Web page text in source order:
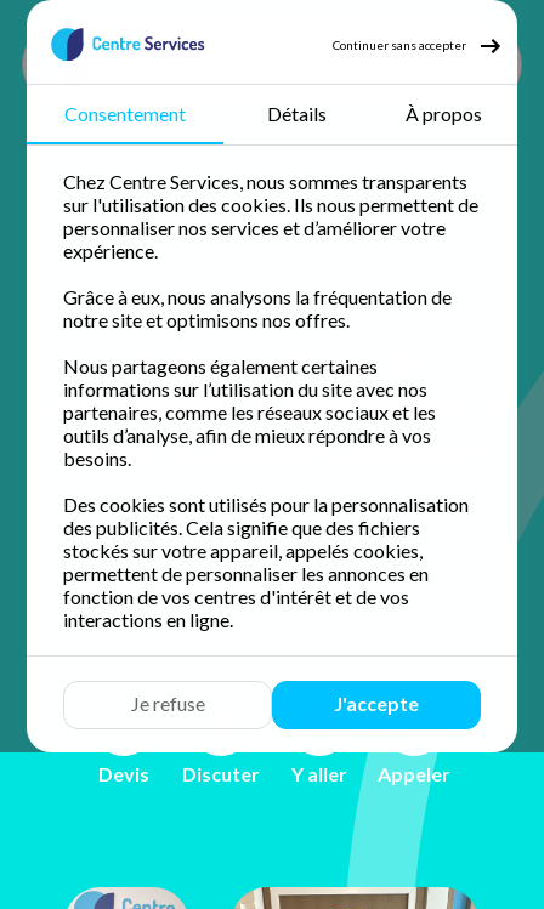
Continuer sans accepter
Consentement Détails À propos
Chez Centre Services, nous sommes transparents
sur l'utilisation des cookies. Ils nous permettent de
personnaliser nos services et d’améliorer votre
expérience.
Grâce à eux, nous analysons la fréquentation de
notre site et optimisons nos offres.
Nous partageons également certaines
informations sur l’utilisation du site avec nos
partenaires, comme les réseaux sociaux et les
outils d’analyse, afin de mieux répondre à vos
besoins.
Des cookies sont utilisés pour la personnalisation
des publicités. Cela signifie que des fichiers
stockés sur votre appareil, appelés cookies,
permettent de personnaliser les annonces en
fonction de vos centres d'intérêt et de vos
interactions en ligne.
Je refuse J'accepte
Votre agence de
services à la personne à
Paris 15 Saint-Lambert
Installée au cœur de la ville, l'équipe de Centre Services
Paris 15 Saint-Lambert simplifie votre quotidien.
Profitez d'un accompagnement personnalisé et de
proximité.
Devis Discuter Y aller Appeler